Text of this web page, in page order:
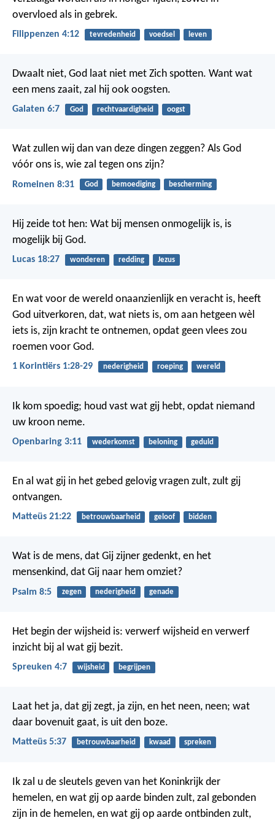
overvloed als in gebrek.
Filippenzen 4:12 tevredenheid voedsel leven
Dwaalt niet, God laat niet met Zich spotten. Want wat
een mens zaait, zal hij ook oogsten.
Galaten 6:7 God rechtvaardigheid oogst
Wat zullen wij dan van deze dingen zeggen? Als God
vóór ons is, wie zal tegen ons zijn?
Romeinen 8:31 God bemoediging bescherming
Hij zeide tot hen: Wat bij mensen onmogelijk is, is
mogelijk bij God.
Lucas 18:27 wonderen redding Jezus
En wat voor de wereld onaanzienlijk en veracht is, heeft
God uitverkoren, dat, wat niets is, om aan hetgeen wèl
iets is, zijn kracht te ontnemen, opdat geen vlees zou
roemen voor God.
1 Korintiërs 1:28-29 nederigheid roeping wereld
Ik kom spoedig; houd vast wat gij hebt, opdat niemand
uw kroon neme.
Openbaring 3:11 wederkomst beloning geduld
En al wat gij in het gebed gelovig vragen zult, zult gij
ontvangen.
Matteüs 21:22 betrouwbaarheid geloof bidden
Wat is de mens, dat Gij zijner gedenkt, en het
mensenkind, dat Gij naar hem omziet?
Psalm 8:5 zegen nederigheid genade
Het begin der wijsheid is: verwerf wijsheid en verwerf
inzicht bij al wat gij bezit.
Spreuken 4:7 wijsheid begrijpen
Laat het ja, dat gij zegt, ja zijn, en het neen, neen; wat
daar bovenuit gaat, is uit den boze.
Matteüs 5:37 betrouwbaarheid kwaad spreken
Ik zal u de sleutels geven van het Koninkrijk der
hemelen, en wat gij op aarde binden zult, zal gebonden
zijn in de hemelen, en wat gij op aarde ontbinden zult,